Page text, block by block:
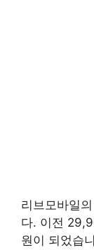
리브모바일
다. 이전
원이 되었습